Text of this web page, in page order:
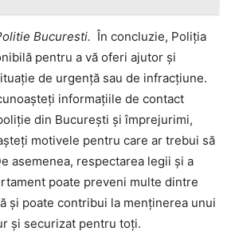
Bucuresti. În concluzie, Poliția
pentru a vă oferi ajutor și
de urgență sau de infracțiune.
informațiile de contact
din București și împrejurimi,
motivele pentru care ar trebui să
asemenea, respectarea legii și a
poate preveni multe dintre
și poate contribui la menținerea unui
și securizat pentru toți.